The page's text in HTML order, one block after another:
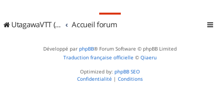
UtagawaVTT (Randos VTT et VTTAE avec traces GPS) Accueil forum
Développé par phpBB® Forum Software © phpBB Limited
Traduction française officielle © Qiaeru
Optimized by: phpBB SEO
Confidentialité | Conditions